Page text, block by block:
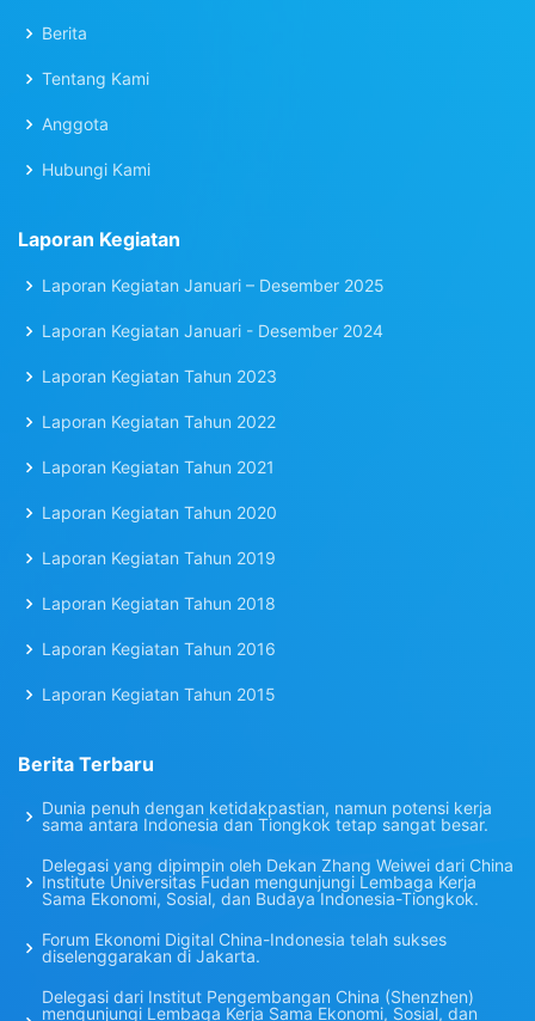
Berita
Tentang Kami
Anggota
Hubungi Kami
Laporan Kegiatan
Laporan Kegiatan Januari – Desember 2025
Laporan Kegiatan Januari - Desember 2024
Laporan Kegiatan Tahun 2023
Laporan Kegiatan Tahun 2022
Laporan Kegiatan Tahun 2021
Laporan Kegiatan Tahun 2020
Laporan Kegiatan Tahun 2019
Laporan Kegiatan Tahun 2018
Laporan Kegiatan Tahun 2016
Laporan Kegiatan Tahun 2015
Berita Terbaru
Dunia penuh dengan ketidakpastian, namun potensi kerja
sama antara Indonesia dan Tiongkok tetap sangat besar.
Delegasi yang dipimpin oleh Dekan Zhang Weiwei dari China
Institute Universitas Fudan mengunjungi Lembaga Kerja
Sama Ekonomi, Sosial, dan Budaya Indonesia-Tiongkok.
Forum Ekonomi Digital China-Indonesia telah sukses
diselenggarakan di Jakarta.
Delegasi dari Institut Pengembangan China (Shenzhen)
mengunjungi Lembaga Kerja Sama Ekonomi, Sosial, dan